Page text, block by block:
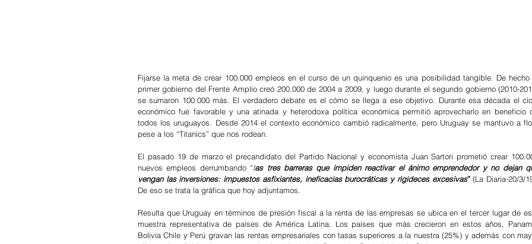
Fijarse la meta de crear 100.000 empleos en el curso de un quinquenio es una posibilidad tangible. De hecho
primer gobierno del Frente Amplio creó 200.000 de 2004 a 2009, y luego durante el segundo gobierno (2010-
se sumaron 100.000 más. El verdadero debate es el cómo se llega a ese objetivo. Durante esa década el
económico fue favorable y una atinada y heterodoxa política económica permitió aprovecharlo en beneficio
todos los uruguayos. Desde 2014 el contexto económico cambió radicalmente, pero Uruguay se mantuvo a
pese a los “Titanics” que nos rodean.
El pasado 19 de marzo el precandidato del Partido Nacional y economista Juan Sartori prometió crear
nuevos empleos derrumbando “las tres barreras que impiden reactivar el ánimo emprendedor y no dejan
vengan las inversiones: impuestos asfixiantes, ineficacias burocráticas y rigideces excesivas” (La Diaria-20/3/
De eso se trata la gráfica que hoy adjuntamos.
Resulta que Uruguay en términos de presión fiscal a la renta de las empresas se ubica en el tercer lugar de
muestra representativa de países de América Latina. Los países que más crecieron en estos años,
Bolivia Chile y Perú gravan las rentas empresariales con tasas superiores a la nuestra (25%) y además con